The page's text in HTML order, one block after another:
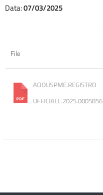
Data:07/03/2025
File
AOOUSPME.REGISTRO
UFFICIALE.2025.0005856